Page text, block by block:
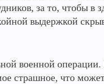
за то, чтобы
выдержкой
военной
страшное, что